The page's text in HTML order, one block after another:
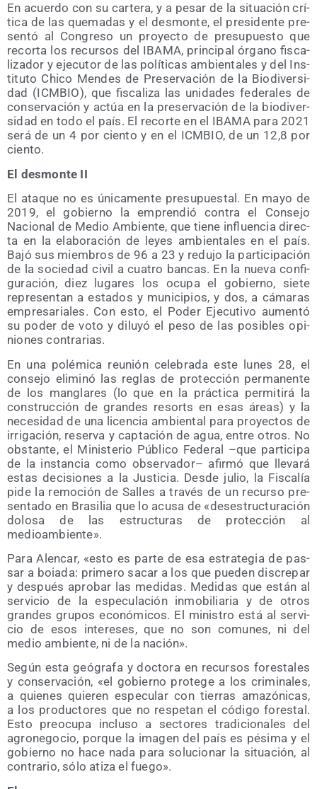
En acuer­do con su car­te­ra, y a pesar de la situa­ción crí­
ti­ca de las que­ma­das y el des­mon­te, el pre­si­den­te pre­
sen­tó al Con­gre­so un pro­yec­to de pre­su­pues­to que
recor­ta los recur­sos del IBAMA, prin­ci­pal órgano fis­ca­
li­za­dor y eje­cu­tor de las polí­ti­cas ambien­ta­les y del Ins­
ti­tu­to Chi­co Men­des de Pre­ser­va­ción de la Bio­di­ver­si­
dad (ICMBIO), que fis­ca­li­za las uni­da­des fede­ra­les de
con­ser­va­ción y actúa en la pre­ser­va­ción de la bio­di­ver­
si­dad en todo el país. El recor­te en el IBAMA para 2021
será de un 4 por cien­to y en el ICMBIO, de un 12,8 por
ciento.
El des­mon­te II
El ata­que no es úni­ca­men­te pre­su­pues­tal. En mayo de
2019, el gobierno la empren­dió con­tra el Con­se­jo
Nacio­nal de Medio Ambien­te, que tie­ne influen­cia direc­
ta en la ela­bo­ra­ción de leyes ambien­ta­les en el país.
Bajó sus miem­bros de 96 a 23 y redu­jo la par­ti­ci­pa­ción
de la socie­dad civil a cua­tro ban­cas. En la nue­va con­fi­
gu­ra­ción, diez luga­res los ocu­pa el gobierno, sie­te
repre­sen­tan a esta­dos y muni­ci­pios, y dos, a cáma­ras
empre­sa­ria­les. Con esto, el Poder Eje­cu­ti­vo aumen­tó
su poder de voto y dilu­yó el peso de las posi­bles opi­
nio­nes contrarias.
En una polé­mi­ca reu­nión cele­bra­da este lunes 28, el
con­se­jo eli­mi­nó las reglas de pro­tec­ción per­ma­nen­te
de los man­gla­res (lo que en la prác­ti­ca per­mi­ti­rá la
cons­truc­ción de gran­des resorts en esas áreas) y la
nece­si­dad de una licen­cia ambien­tal para pro­yec­tos de
irri­ga­ción, reser­va y cap­ta­ción de agua, entre otros. No
obs­tan­te, el Minis­te­rio Públi­co Fede­ral –que par­ti­ci­pa
de la ins­tan­cia como obser­va­dor– afir­mó que lle­va­rá
estas deci­sio­nes a la Jus­ti­cia. Des­de julio, la Fis­ca­lía
pide la remo­ción de Salles a tra­vés de un recur­so pre­
sen­ta­do en Bra­si­lia que lo acu­sa de «des­es­truc­tu­ra­ción
dolo­sa de las estruc­tu­ras de pro­tec­ción al
medioambiente».
Para Alen­car, «esto es par­te de esa estra­te­gia de pas­
sar a boia­da: pri­me­ro sacar a los que pue­den dis­cre­par
y des­pués apro­bar las medi­das. Medi­das que están al
ser­vi­cio de la espe­cu­la­ción inmo­bi­lia­ria y de otros
gran­des gru­pos eco­nó­mi­cos. El minis­tro está al ser­vi­
cio de esos intere­ses, que no son comu­nes, ni del
medio ambien­te, ni de la nación».
Según esta geó­gra­fa y doc­to­ra en recur­sos fores­ta­les
y con­ser­va­ción, «el gobierno pro­te­ge a los cri­mi­na­les,
a quie­nes quie­ren espe­cu­lar con tie­rras ama­zó­ni­cas,
a los pro­duc­to­res que no res­pe­tan el códi­go fores­tal.
Esto preo­cu­pa inclu­so a sec­to­res tra­di­cio­na­les del
agro­ne­go­cio, por­que la ima­gen del país es pési­ma y el
gobierno no hace nada para solu­cio­nar la situa­ción, al
con­tra­rio, sólo ati­za el fuego».